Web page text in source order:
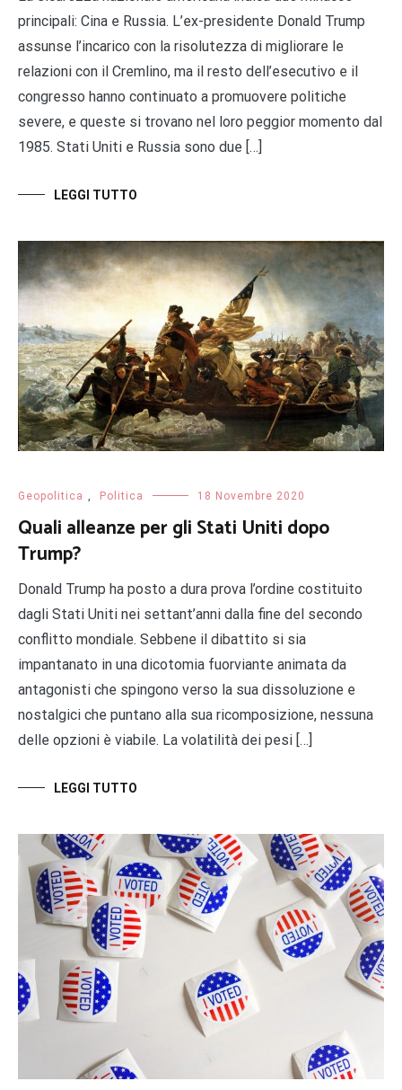
principali: Cina e Russia. L’ex-presidente Donald Trump
assunse l’incarico con la risolutezza di migliorare le
relazioni con il Cremlino, ma il resto dell’esecutivo e il
congresso hanno continuato a promuovere politiche
severe, e queste si trovano nel loro peggior momento dal
1985. Stati Uniti e Russia sono due […]
LEGGI TUTTO
Geopolitica , Politica 18 Novembre 2020
Quali alleanze per gli Stati Uniti dopo
Trump?
Donald Trump ha posto a dura prova l’ordine costituito
dagli Stati Uniti nei settant’anni dalla fine del secondo
conflitto mondiale. Sebbene il dibattito si sia
impantanato in una dicotomia fuorviante animata da
antagonisti che spingono verso la sua dissoluzione e
nostalgici che puntano alla sua ricomposizione, nessuna
delle opzioni è viabile. La volatilità dei pesi […]
LEGGI TUTTO